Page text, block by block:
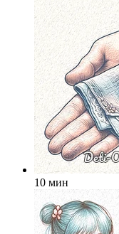
10 мин